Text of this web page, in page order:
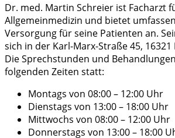
Dr. med. Martin Schreier ist Facharzt
Allgemeinmedizin und bietet
Versorgung für seine Patienten an.
sich in der Karl-Marx-Straße 45,
Die Sprechstunden und
folgenden Zeiten statt:
Montags von 08:00 – 12:00 Uhr
Dienstags von 13:00 – 18:00 Uhr
Mittwochs von 08:00 – 12:00 Uhr
Donnerstags von 13:00 – 18:00